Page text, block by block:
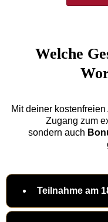
Welche
Mit deiner
Zugang zum
sondern auch
Teilnahme am